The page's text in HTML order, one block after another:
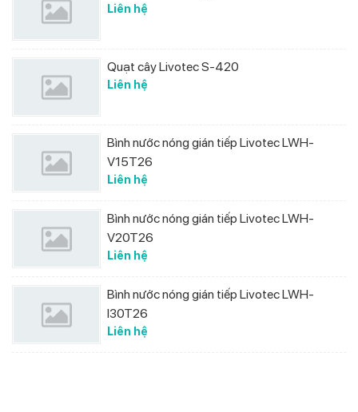
Liên hệ
Quạt cây Livotec S-420
Liên hệ
Bình nước nóng gián tiếp Livotec LWH-
V15T26
Liên hệ
Bình nước nóng gián tiếp Livotec LWH-
V20T26
Liên hệ
Bình nước nóng gián tiếp Livotec LWH-
I30T26
Liên hệ